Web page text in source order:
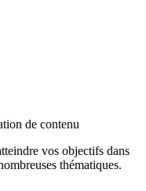
de contenu
vos objectifs dans
thématiques.